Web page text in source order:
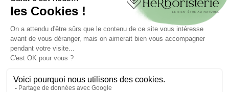
Suivi de commande
Créer votre compte
INFORMATIONS
Contactez-nous